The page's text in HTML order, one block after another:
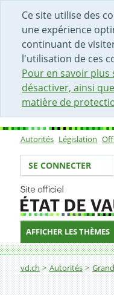
Ce site utilise des
une expérience
continuant de
l'utilisation de ces
Pour en savoir
désactiver, ainsi
matière de
DÉBUT DU
ACCÈS AU CHAMP
PAGE D'ACCUEIL
FORMULAIRE DE
Sous-
Autorités Législation
Votre
SE CONNECTER
AFFICHER LES THÈMES
Fil d'Ariane
vd.ch Autorités